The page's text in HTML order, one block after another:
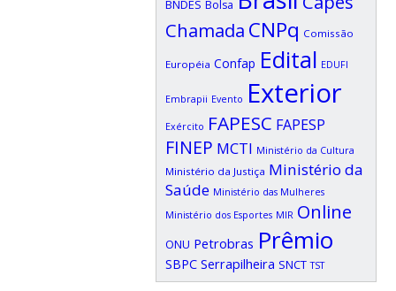
BNDES Bolsa
Chamada CNPq Comissão
Européia Confap Edital EDUFI
Embrapii Evento Exterior
Exército FAPESC FAPESP
FINEP MCTI Ministério da Cultura
Ministério da Justiça Ministério da
Saúde Ministério das Mulheres
Ministério dos Esportes MIR Online
ONU Petrobras Prêmio
SBPC Serrapilheira SNCT TST